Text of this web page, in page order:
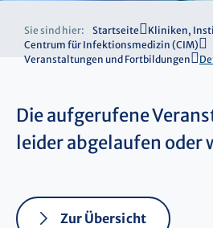
Sie sind hier: Startseite
Kliniken,
Centrum für Infektionsmedizin (CIM)
Veranstaltungen und Fortbildungen
Die aufgerufene
leider abgelaufen oder
Zur Übersicht